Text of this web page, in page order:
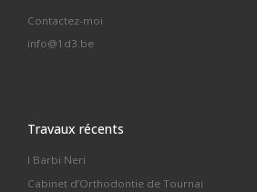
Contactez-moi
info@1d3.be
Travaux récents
I Barbi Neri
Cabinet d’Orthodontie de Tournai